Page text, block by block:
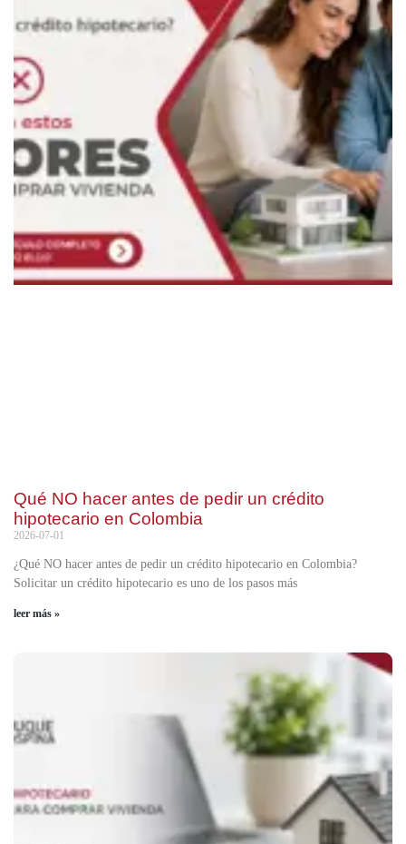
Qué NO hacer antes de pedir un crédito
hipotecario en Colombia
2026-07-01
¿Qué NO hacer antes de pedir un crédito hipotecario en Colombia?
Solicitar un crédito hipotecario es uno de los pasos más
leer más »